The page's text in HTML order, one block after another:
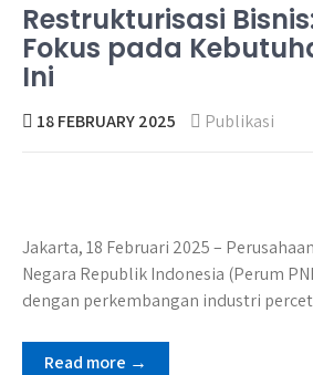
Restrukturisasi
Fokus pada
Ini
18 FEBRUARY 2025 Publikasi
Jakarta, 18 Februari 2025 –
Negara Republik Indonesia (Perum
dengan perkembangan industri
Read more →